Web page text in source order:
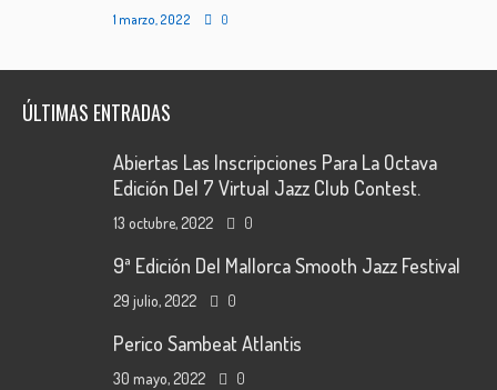
1 marzo, 2022 0
ÚLTIMAS ENTRADAS
Abiertas Las Inscripciones Para La Octava
Edición Del 7 Virtual Jazz Club Contest.
13 octubre, 2022 0
9ª Edición Del Mallorca Smooth Jazz Festival
29 julio, 2022 0
Perico Sambeat Atlantis
30 mayo, 2022 0